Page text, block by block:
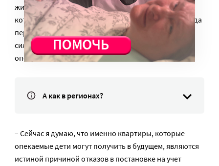
живет за МКАД. Мы хотели повоевать за квартиру,
которая Сереже положена по закону, но за время суда
пережили столько всего абсурдного и горького, что
сил еще на один суд уже не было, – резюмировала
опекун.
А как в регионах?
– Сейчас я думаю, что именно квартиры, которые
опекаемые дети могут получить в будущем, являются
истиной причиной отказов в постановке на учет